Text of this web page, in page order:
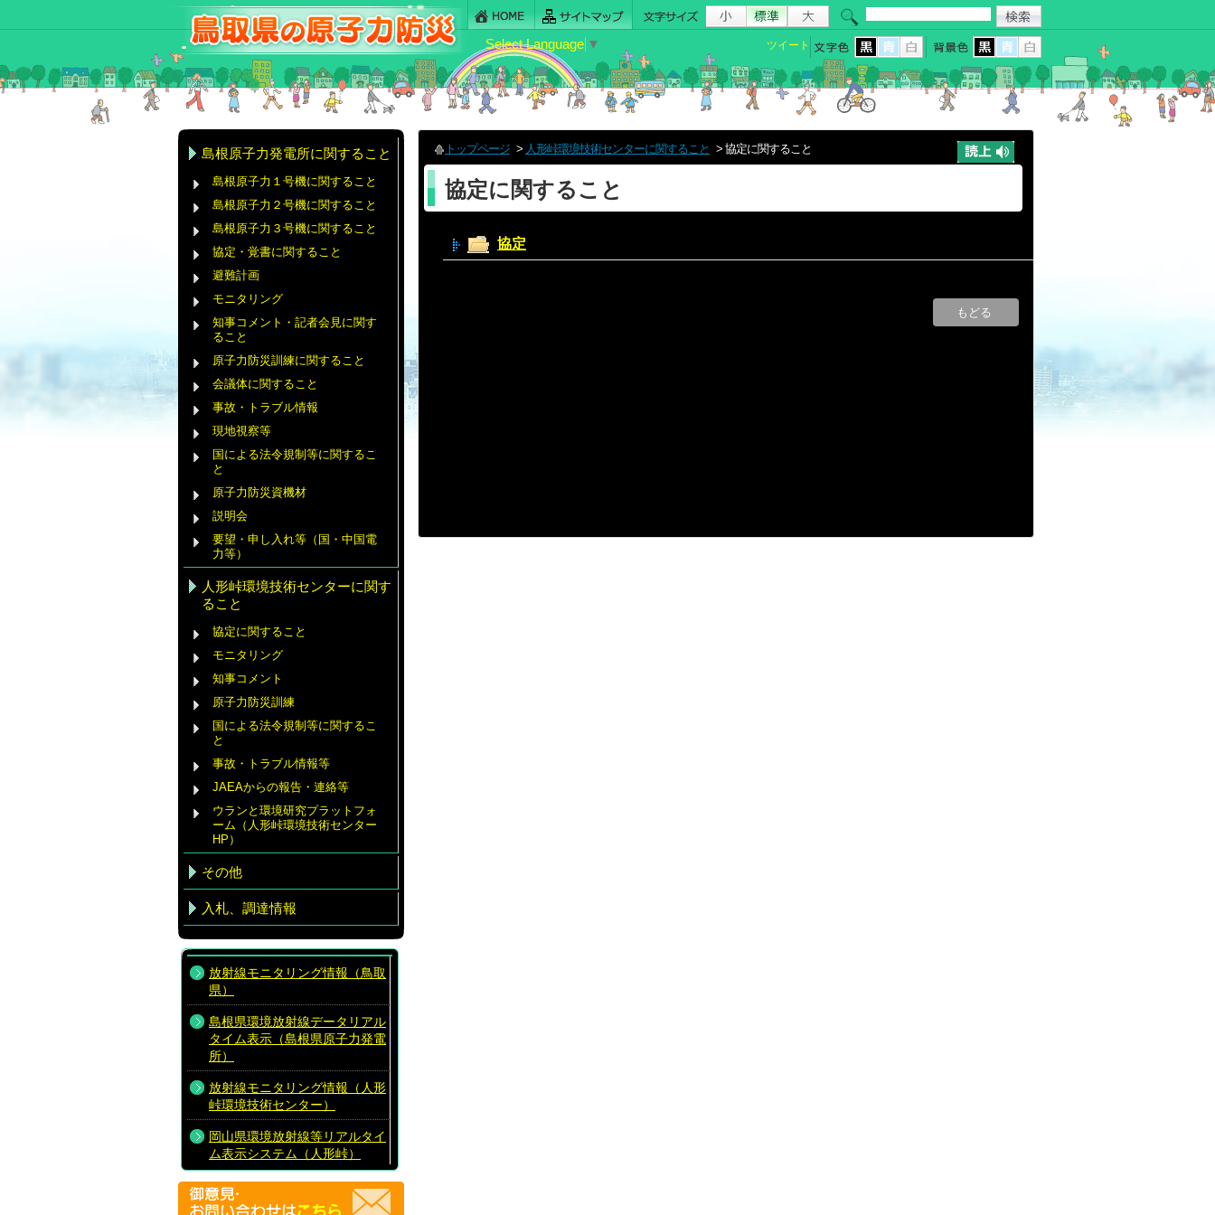
ツイート
Select Language ▼
島根原子力発電所に関すること
島根原子力１号機に関すること
島根原子力２号機に関すること
島根原子力３号機に関すること
協定・覚書に関すること
避難計画
モニタリング
知事コメント・記者会見に関す
ること
原子力防災訓練に関すること
会議体に関すること
事故・トラブル情報
現地視察等
国による法令規制等に関するこ
と
原子力防災資機材
説明会
要望・申し入れ等（国・中国電
力等）
人形峠環境技術センターに関す
ること
協定に関すること
モニタリング
知事コメント
原子力防災訓練
国による法令規制等に関するこ
と
事故・トラブル情報等
JAEAからの報告・連絡等
ウランと環境研究プラットフォ
ーム（人形峠環境技術センター
HP）
その他
入札、調達情報
放射線モニタリング情報（鳥取
県）
島根県環境放射線データリアル
タイム表示（島根県原子力発電
所）
放射線モニタリング情報（人形
峠環境技術センター）
岡山県環境放射線等リアルタイ
ム表示システム（人形峠）
放射線モニタリング情報共有・
公表システム（原子力規制委員
トップページ > 人形峠環境技術センターに関すること > 協定に関すること
協定に関すること
協定
もどる